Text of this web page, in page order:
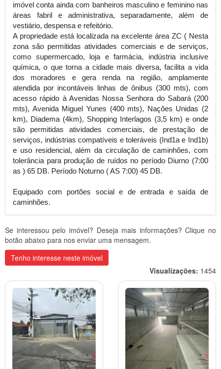
imóvel conta ainda com banheiros masculino e feminino nas
áreas fabril e administrativa, separadamente, além de
vestiário, despensa e refeitório.
A propriedade está localizada na excelente área ZC ( Nesta
zona são permitidas atividades comerciais e de serviços,
como supermercado, loja e farmácia, indústria inclusive
química, o que torna a cidade mais diversa, facilita a vida
dos moradores e gera renda na região, amplamente
atendida por incontáveis linhas de ônibus (300 mts), com
acesso rápido à Avenidas Nossa Senhora do Sabará (200
mts), Avenida Miguel Yunes (400 mts), Nações Unidas (2
km), Diadema (4km), Shopping Interlagos (3,5 km) e onde
são permitidas atividades comerciais, de prestação de
serviços, indústrias compatíveis e toleráveis (Ind1a e Ind1b)
e uso residencial, além da circulação de caminhões, com
tolerância para produção de ruídos no período Diurno (7:00
as ) 65 DB. Período Noturno ( AS 7:00) 45 DB.
Equipado com portões social e de entrada e saída de
caminhões.
Se interessou pelo imóvel? Deseja mais informações? Clique no
botão abaixo para nos enviar uma mensagem.
Tenho interesse neste imóvel
Visualizações: 1454